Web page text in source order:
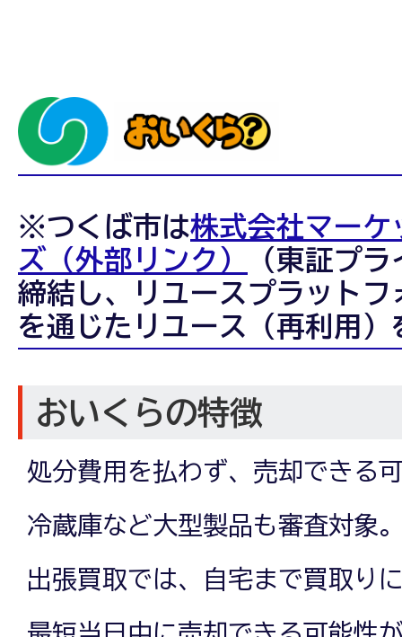
※つくば市は株式会社マーケ
ズ（外部リンク）
（東証プ
締結し、リユースプラット
を通じたリユース（再利用
おいくらの特徴
処分費用を払わず、売却できる
冷蔵庫など大型製品も審査対象
出張買取では、自宅まで買取り